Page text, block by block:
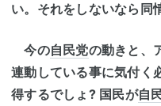
い。それをしないなら同
今の自民党の動きと、
連動している事に気付く
得するでしょ? 国民が自